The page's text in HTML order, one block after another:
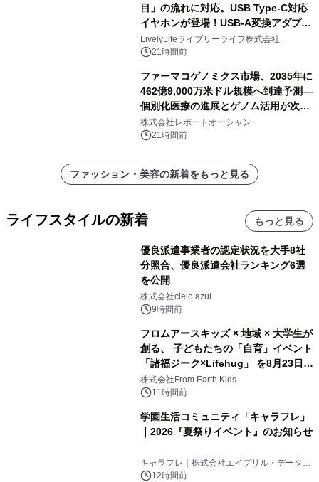
目」の流れに対応。USB Type-C対応
イヤホンが登場！USB-A変換アダプタ
ー付きでスマホからパソコンまで幅広
く活用可能
LivelyLifeライブリーライフ株式会社
21時間前
ファーマコゲノミクス市場、2035年に
462億9,000万米ドル規模へ到達予測―
個別化医療の進展とゲノム活用が次世
代ヘルスケア投資を加速
株式会社レポートオーシャン
21時間前
ファッション・美容の新着をもっと見る
ライフスタイルの新着 もっと見る
優良派遣事業者の認定状況を大手8社
分照合、優良派遣会社ランキング6選
を公開
株式会社cielo azul
9時間前
フロムアースキッズ × 地域 × 大学生が
創る、 子どもたちの「自育」イベント
「諸福ジーク×Lifehug」 を8月23日
(日)開催
株式会社From Earth Kids
11時間前
学園生活コミュニティ「キャラフレ」
｜2026『夏祭りイベント』のお知らせ
キャラフレ｜株式会社エイプリル・データ・
デザインズ
12時間前